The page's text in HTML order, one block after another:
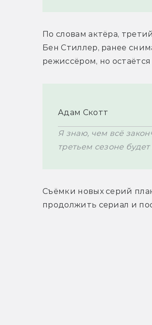
По словам актёра,
Бен Стиллер, ранее
режиссёром, но
Адам Скотт
Я знаю, чем всё
третьем сезоне
Съёмки новых серий
продолжить сериал и